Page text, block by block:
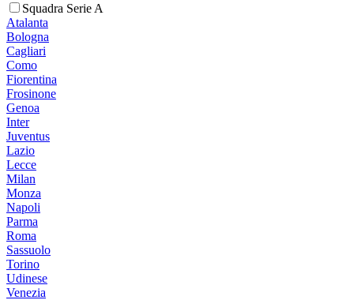
Squadra Serie A
Atalanta
Bologna
Cagliari
Como
Fiorentina
Frosinone
Genoa
Inter
Juventus
Lazio
Lecce
Milan
Monza
Napoli
Parma
Roma
Sassuolo
Torino
Udinese
Venezia